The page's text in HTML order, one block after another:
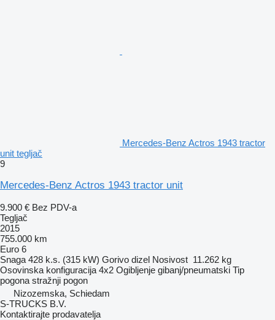
Mercedes-Benz Actros 1943 tractor
unit tegljač
9
Mercedes-Benz Actros 1943 tractor unit
9.900 € Bez PDV-a
Tegljač
2015
755.000 km
Euro 6
Snaga 428 k.s. (315 kW) Gorivo dizel Nosivost 11.262 kg
Osovinska konfiguracija 4x2 Ogibljenje gibanj/pneumatski Tip
pogona stražnji pogon
Nizozemska, Schiedam
S-TRUCKS B.V.
Kontaktirajte prodavatelja